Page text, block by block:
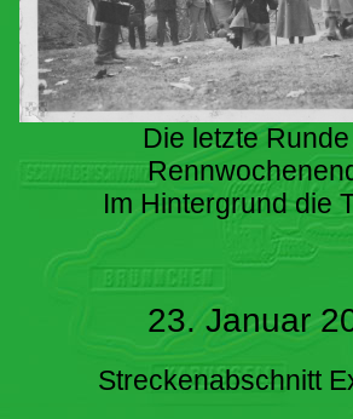
Die letzte
Im Hintergrund die
23. Januar
Streckenabschnitt